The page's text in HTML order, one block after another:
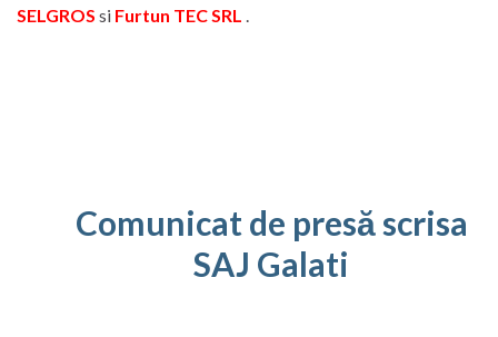
SELGROS si Furtun TEC SRL .
Comunicat de presă scrisa
SAJ Galati